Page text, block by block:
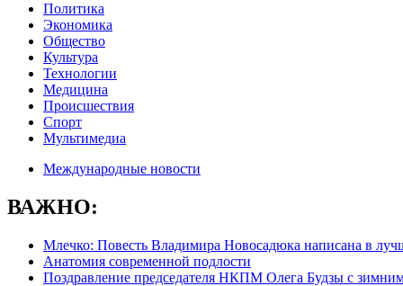
Политика
Экономика
Общество
Культура
Технологии
Медицина
Происшествия
Спорт
Мультимедиа
Международные новости
ВАЖНО:
Млечко: Повесть Владимира Новосадюка написана в
Анатомия современной подлости
Поздравление председателя НКПМ Олега Будзы с